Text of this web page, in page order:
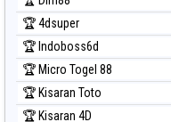
Prediksi Nagoya
Prediksi North Carolina Day
Prediksi Pcso
Prediksi Sao Paulo
Prediksi Singapore
🏆 4dsuper
🏆 Indoboss6d
🏆 Micro Togel 88
🏆 Kisaran Toto
🏆 Kisaran 4D